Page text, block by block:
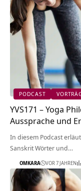
PODCAST
YVS171 – Yoga
Aussprache und
In diesem Podcast
Sanskrit Wörter und…
OMKARA VOR 7 JAHREN